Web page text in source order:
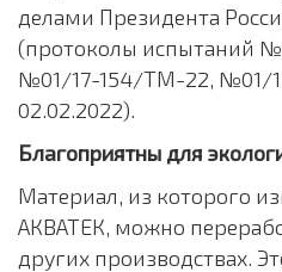
делами Президента
(протоколы испытаний
№01/17-154/ТМ-22, №01/
02.02.2022).
Благоприятны для
Материал, из которого
АКВАТЕК, можно
других производствах.